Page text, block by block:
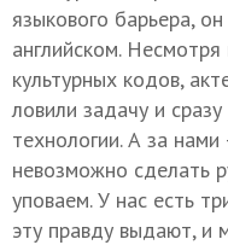
языкового барьера,
английском.
культурных кодов,
ловили задачу и
технологии. А за
невозможно сделать
уповаем. У нас есть
эту правду выдают, и